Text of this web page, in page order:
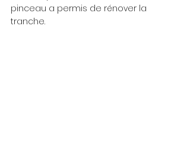
pinceau a permis de rénover la
tranche.